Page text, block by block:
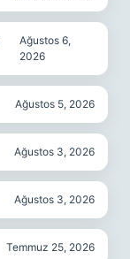
Ağustos 6,
2026
Ağustos 5, 2026
Ağustos 3, 2026
Ağustos 3, 2026
Temmuz 25, 2026